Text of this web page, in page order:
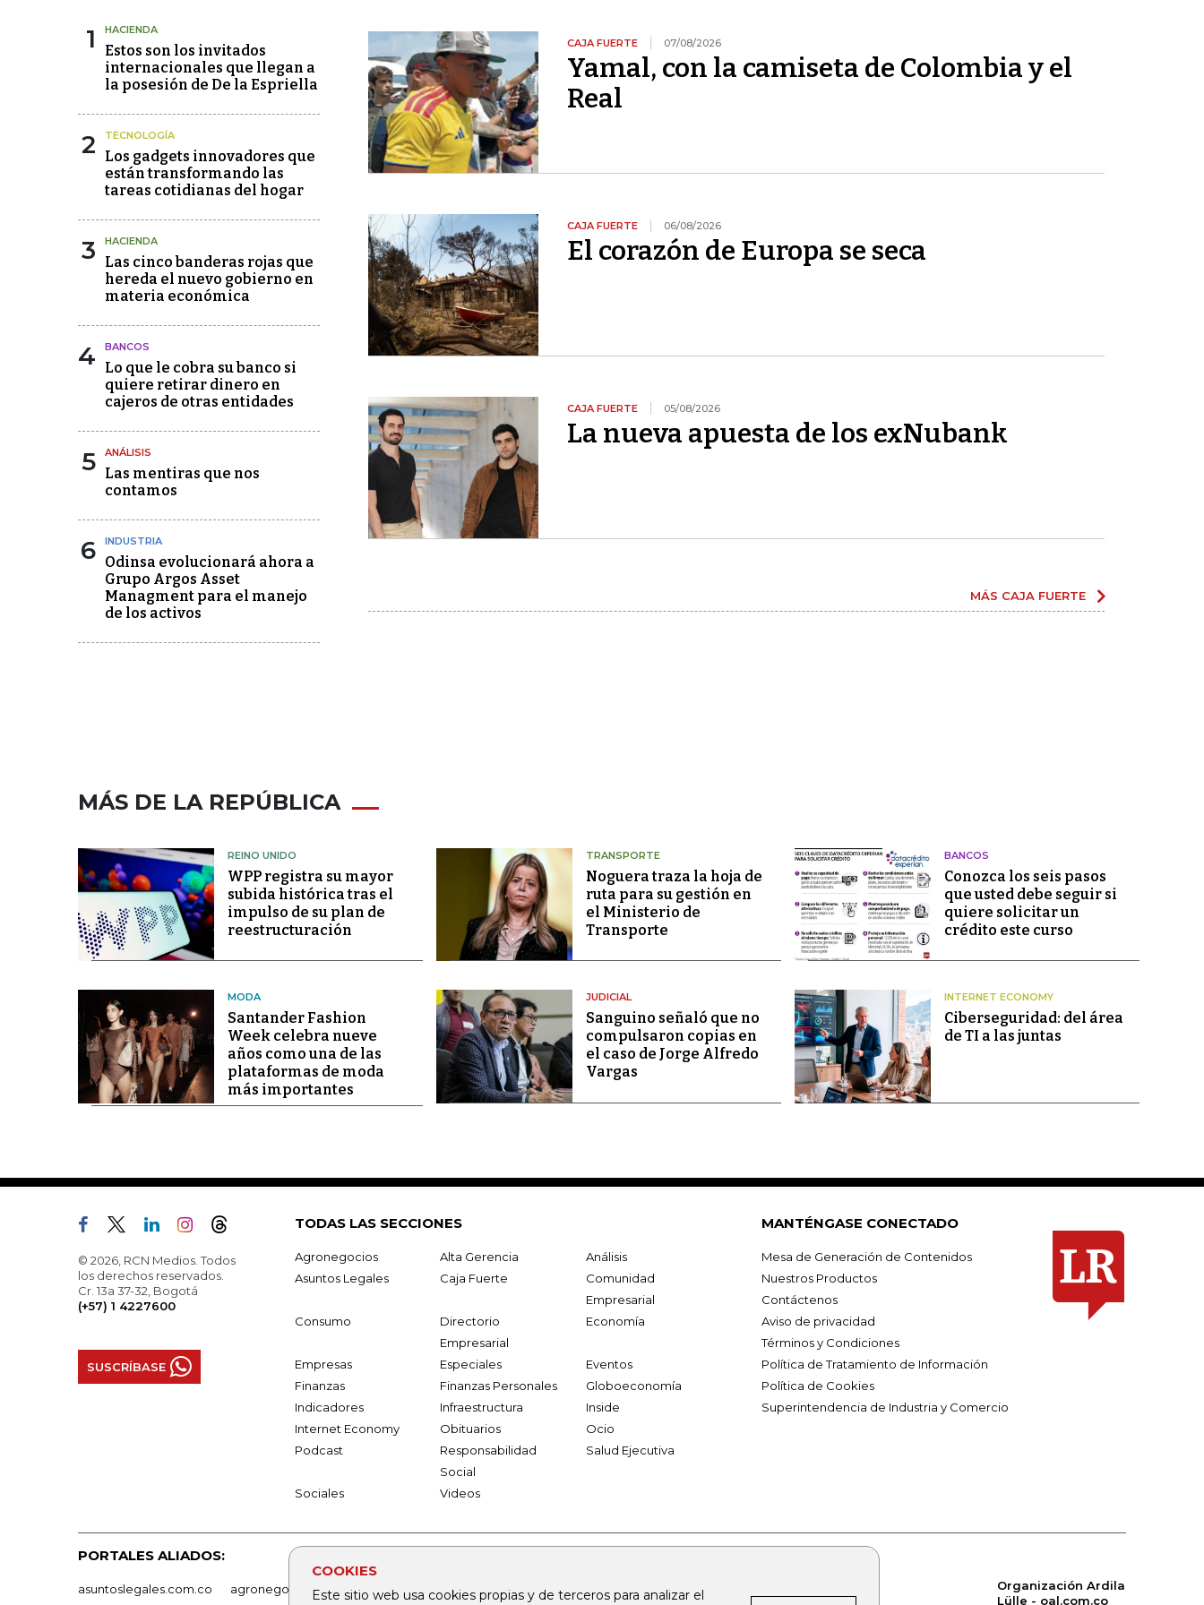
COOKIES
Este sitio web usa cookies propias y de terceros para analizar el
1 HACIENDA
Estos son los invitados
internacionales que llegan a
la posesión de De la Espriella
2 TECNOLOGÍA
Los gadgets innovadores que
están transformando las
tareas cotidianas del hogar
3 HACIENDA
Las cinco banderas rojas que
hereda el nuevo gobierno en
materia económica
4 BANCOS
Lo que le cobra su banco si
quiere retirar dinero en
cajeros de otras entidades
5 ANÁLISIS
Las mentiras que nos
contamos
6 INDUSTRIA
Odinsa evolucionará ahora a
Grupo Argos Asset
Managment para el manejo
de los activos
CAJA FUERTE 07/08/2026
Yamal, con la camiseta de Colombia y el
Real
CAJA FUERTE 06/08/2026
El corazón de Europa se seca
CAJA FUERTE 05/08/2026
La nueva apuesta de los exNubank
MÁS CAJA FUERTE
MÁS DE LA REPÚBLICA
REINO UNIDO
WPP registra su mayor
subida histórica tras el
impulso de su plan de
reestructuración
TRANSPORTE
Noguera traza la hoja de
ruta para su gestión en
el Ministerio de
Transporte
BANCOS
Conozca los seis pasos
que usted debe seguir si
quiere solicitar un
crédito este curso
MODA
Santander Fashion
Week celebra nueve
años como una de las
plataformas de moda
más importantes
JUDICIAL
Sanguino señaló que no
compulsaron copias en
el caso de Jorge Alfredo
Vargas
INTERNET ECONOMY
Ciberseguridad: del área
de TI a las juntas
© 2026, RCN Medios. Todos
los derechos reservados.
Cr. 13a 37-32, Bogotá
(+57) 1 4227600
SUSCRÍBASE
TODAS LAS SECCIONES
Agronegocios Alta Gerencia
Análisis
Asuntos Legales
Caja Fuerte
Comunidad
Empresarial
Consumo
Directorio
Empresarial
Economía
Empresas Especiales
Eventos
Finanzas
Finanzas Personales
Globoeconomía
Indicadores
Infraestructura
Inside
Internet Economy
Obituarios
Ocio
Podcast
Responsabilidad
Social
Salud Ejecutiva
Sociales Videos
MANTÉNGASE CONECTADO
Mesa de Generación de Contenidos
Nuestros Productos
Contáctenos
Aviso de privacidad
Términos y Condiciones
Política de Tratamiento de Información
Política de Cookies
Superintendencia de Industria y Comercio
PORTALES ALIADOS:
asuntoslegales.com.co agronegocios.co empresas.larepublica.co firmasdeabogados.com
bolsaencolombia.com
Organización Ardila
Lülle - oal.com.co